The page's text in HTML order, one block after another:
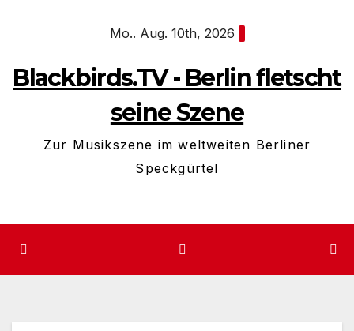
Mo.. Aug. 10th, 2026
Blackbirds.TV - Berlin fletscht
seine Szene
Zur Musikszene im weltweiten Berliner
Speckgürtel